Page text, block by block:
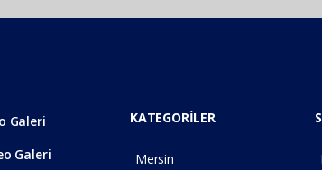
Galeri
Galeri
KATEGORİLER
Mersin